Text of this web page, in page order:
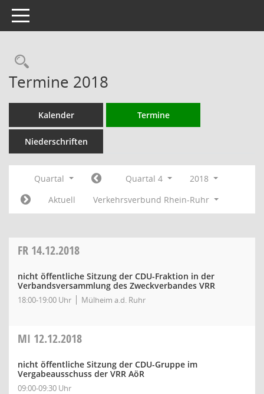
Toggle navigation
Rechercheauswahl
Termine 2018
Kalender Termine
Niederschriften
Quartal Quartal 4
2018
Aktuell
Verkehrsverbund Rhein-Ruhr
FR 14.12.2018
nicht öffentliche Sitzung der CDU-Fraktion in der
Verbandsversammlung des Zweckverbandes VRR
18:00-19:00 Uhr Mülheim a.d. Ruhr
MI 12.12.2018
nicht öffentliche Sitzung der CDU-Gruppe im
Vergabeausschuss der VRR AöR
09:00-09:30 Uhr